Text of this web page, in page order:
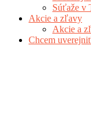
Súťaže v
Akcie a zľavy
Akcie a
Chcem